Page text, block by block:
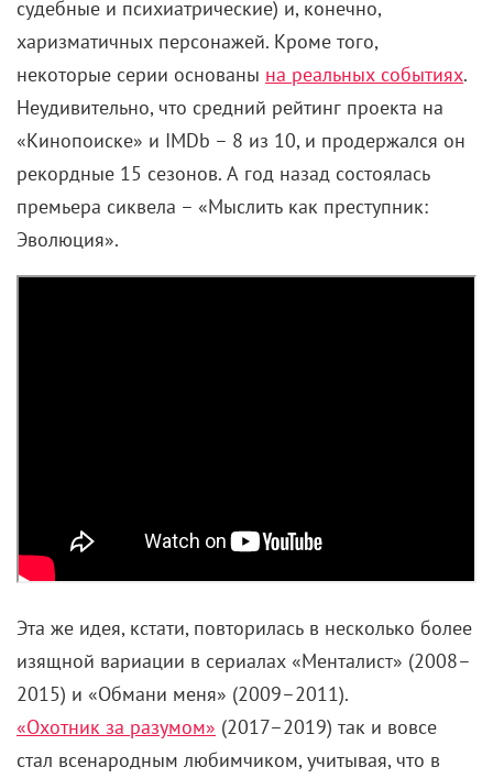
судебные и психиатрические) и, конечно,
харизматичных персонажей. Кроме того,
некоторые серии основаны на реальных событиях.
Неудивительно, что средний рейтинг проекта на
«Кинопоиске» и IMDb – 8 из 10, и продержался он
рекордные 15 сезонов. А год назад состоялась
премьера сиквела – «Мыслить как преступник:
Эволюция».
Эта же идея, кстати, повторилась в несколько более
изящной вариации в сериалах «Менталист» (2008–
2015) и «Обмани меня» (2009–2011).
«Охотник за разумом» (2017–2019) так и вовсе
стал всенародным любимчиком, учитывая, что в